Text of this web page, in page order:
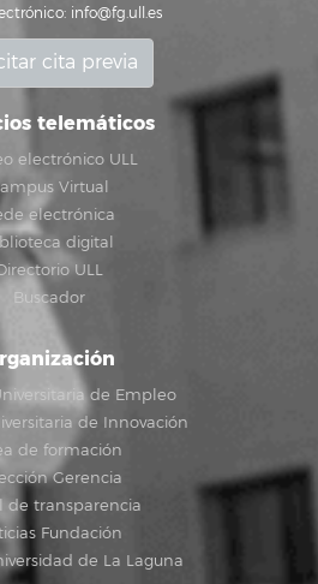
info@fg.ull.es
cita previa
telemáticos
electrónico ULL
Virtual
electrónica
digital
ULL
Buscador
de Empleo
de Innovación
de formación
Gerencia
de transparencia
Fundación
de La Laguna